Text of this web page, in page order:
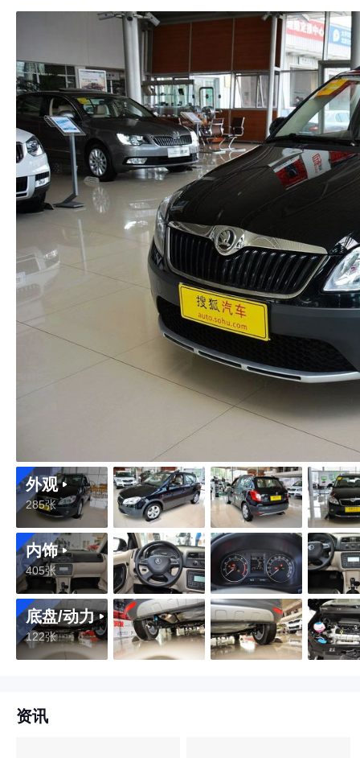
外观
285张
内饰
405张
底盘/动力
122张
资讯